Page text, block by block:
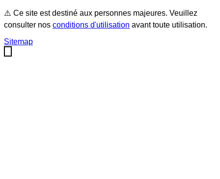
⚠️ Ce site est destiné aux personnes majeures. Veuillez
consulter nos conditions d'utilisation avant toute utilisation.
Sitemap